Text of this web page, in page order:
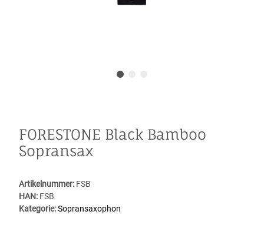
FORESTONE Black Bamboo
Sopransax
Artikelnummer: FSB
HAN: FSB
Kategorie:Sopransaxophon